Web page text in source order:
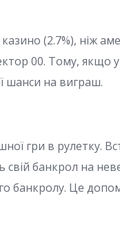
(2.7%), ніж
00. Тому, якщо
шанси на виграш.
гри в рулетку.
банкрол на
банкролу. Це